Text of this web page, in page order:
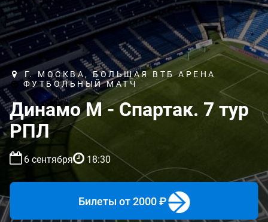
Г. МОСКВА, БОЛЬШАЯ ВТБ АРЕНА
ФУТБОЛЬНЫЙ МАТЧ
Динамо М - Спартак. 7 тур
РПЛ
6 сентября 18:30
Билеты от 2000 ₽